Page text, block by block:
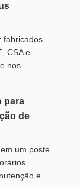
fabricados
CSA e
nos
para
de
um poste
e